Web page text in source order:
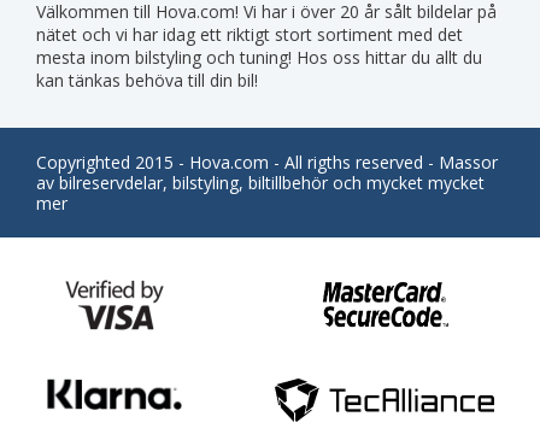
Välkommen till Hova.com! Vi har i över 20 år sålt bildelar på
nätet och vi har idag ett riktigt stort sortiment med det
mesta inom bilstyling och tuning! Hos oss hittar du allt du
kan tänkas behöva till din bil!
Copyrighted 2015 - Hova.com - All rigths reserved - Massor
av bilreservdelar, bilstyling, biltillbehör och mycket mycket
mer